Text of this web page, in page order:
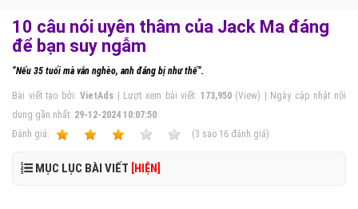
10 câu nói uyên thâm của Jack Ma đáng
để bạn suy ngẫm
“Nếu 35 tuổi mà vẫn nghèo, anh đáng bị như thế”.
Bài viết tạo bởi:VietAds | Lượt xem bài viết: 173,950(View) | Ngày cập nhật nội
dung gần nhất: 29-12-2024 10:07:50
Ðánh giá:
(3 sao 16 đánh giá)
MỤC LỤC BÀI VIẾT [HIỆN]